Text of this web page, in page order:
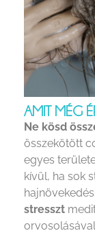
AMIT MÉG
Ne kösd
összekötött
egyes
kívül, ha sok
stresszt